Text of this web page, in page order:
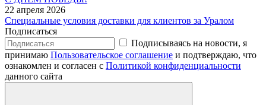
22 апреля 2026
Специальные условия доставки для клиентов за Уралом
Подписаться
Подписываясь на новости, я
принимаю Пользовательское соглашение и подтверждаю, что
ознакомлен и согласен с Политикой конфиденциальности
данного сайта